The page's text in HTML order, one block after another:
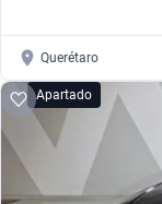
Querétaro
Apartado